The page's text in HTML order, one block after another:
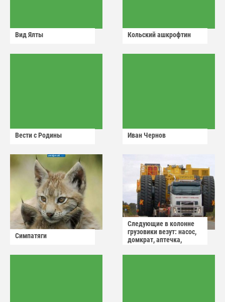
Вид Ялты Кольский ашкрофтин
Вести с Родины Иван Чернов
Симпатяги
Следующие в колонне
грузовики везут: насос,
домкрат, аптечка,